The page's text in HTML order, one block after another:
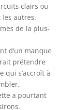
clairs ou
autres,
de la plus-
d’un manque
prétendre
qui s’accroît à
a pourtant